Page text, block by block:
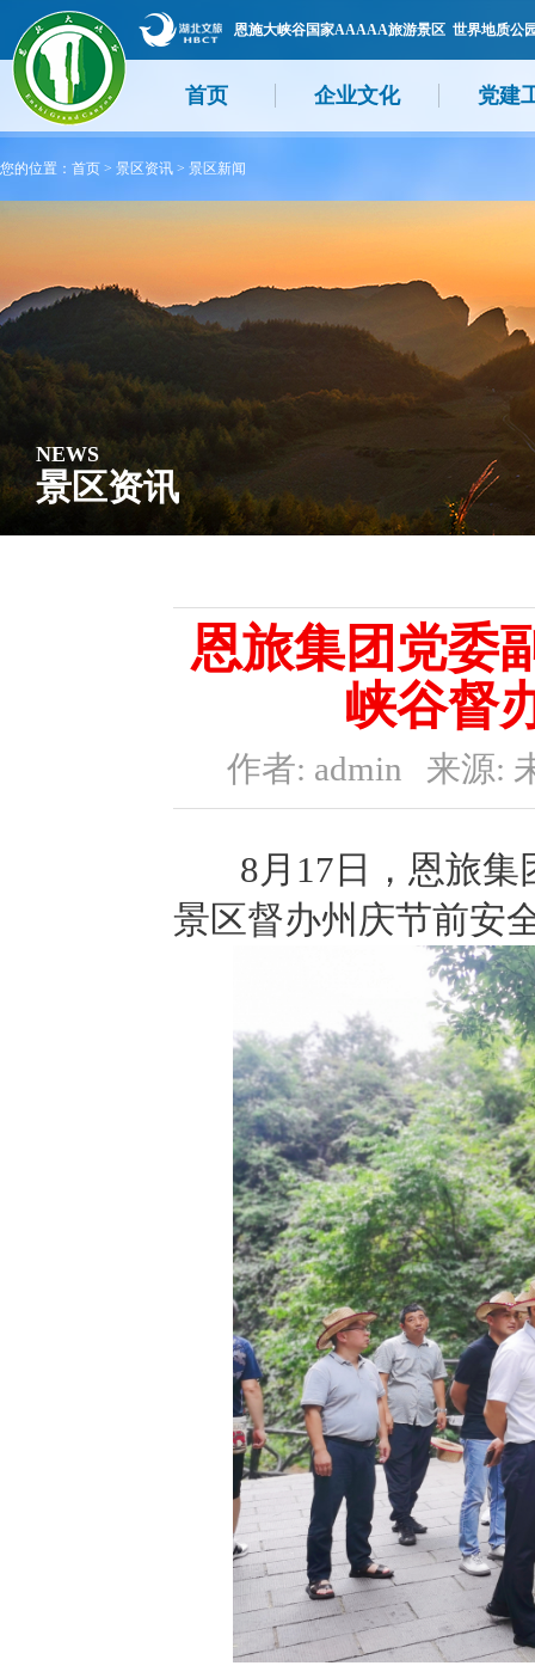
恩施大峡谷国家AAAAA旅游景区 世界地质公
首页 企业文化 党建
您的位置： 首页 > 景区资讯 > 景区新闻
NEWS
景区资讯
恩旅集团党委
峡谷督
作者: admin 来源:
8月17日，恩旅集
景区督办州庆节前安